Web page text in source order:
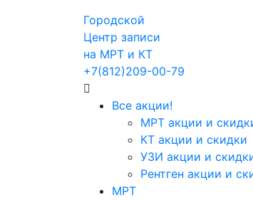
Городской
Центр записи
на МРТ и КТ
+7(812)209-00-79
Все акции!
МРТ акции и
КТ акции и скидки
УЗИ акции и
Рентген акции и
МРТ